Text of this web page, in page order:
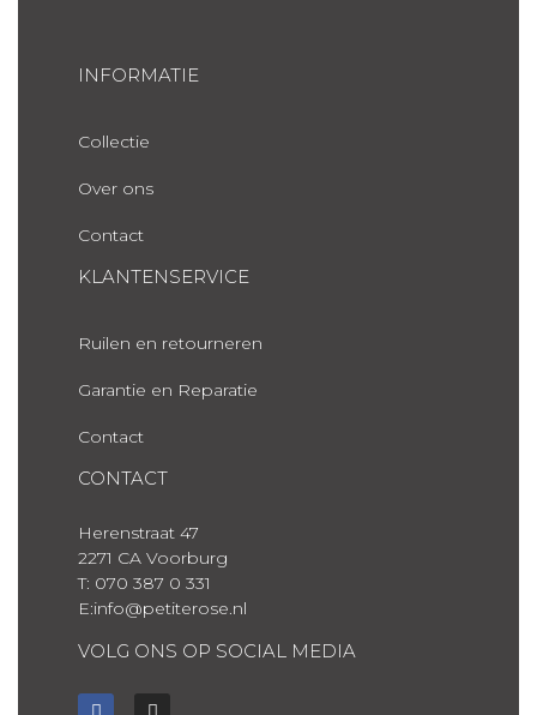
INFORMATIE
Collectie
Over ons
Contact
KLANTENSERVICE
Ruilen en retourneren
Garantie en Reparatie
Contact
CONTACT
Herenstraat 47
2271 CA Voorburg
T: 070 387 0 331
E:info@petiterose.nl
VOLG ONS OP SOCIAL MEDIA